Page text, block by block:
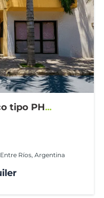
tipo PH
Ríos, Argentina